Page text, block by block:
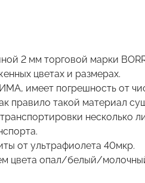
2 мм торговой марки
цветах и размерах.
имеет погрешность от
такой материал
несколько
от ультрафиолета 40мкр.
цвета опал/белый/